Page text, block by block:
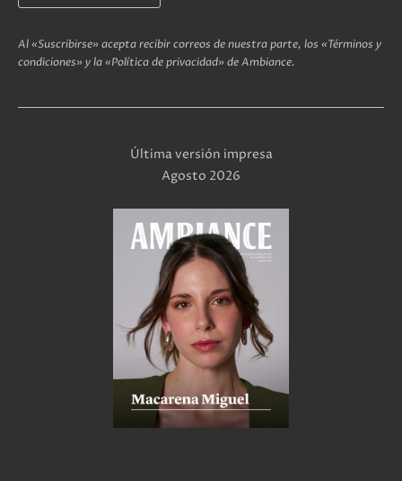
Al «Suscribirse» acepta recibir correos de nuestra parte, los «Términos y
condiciones» y la «Política de privacidad» de Ambiance.
Última versión impresa
Agosto 2026